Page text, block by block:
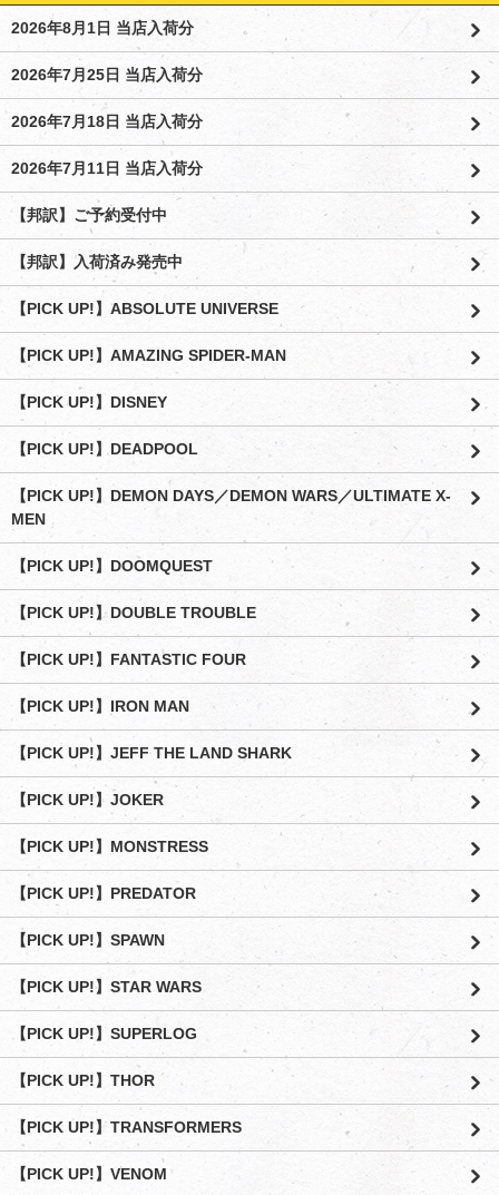
2026年8月1日 当店入荷分
2026年7月25日 当店入荷分
2026年7月18日 当店入荷分
2026年7月11日 当店入荷分
【邦訳】ご予約受付中
【邦訳】入荷済み発売中
【PICK UP!】ABSOLUTE UNIVERSE
【PICK UP!】AMAZING SPIDER-MAN
【PICK UP!】DISNEY
【PICK UP!】DEADPOOL
【PICK UP!】DEMON DAYS／DEMON WARS／ULTIMATE X-
MEN
【PICK UP!】DOOMQUEST
【PICK UP!】DOUBLE TROUBLE
【PICK UP!】FANTASTIC FOUR
【PICK UP!】IRON MAN
【PICK UP!】JEFF THE LAND SHARK
【PICK UP!】JOKER
【PICK UP!】MONSTRESS
【PICK UP!】PREDATOR
【PICK UP!】SPAWN
【PICK UP!】STAR WARS
【PICK UP!】SUPERLOG
【PICK UP!】THOR
【PICK UP!】TRANSFORMERS
【PICK UP!】VENOM